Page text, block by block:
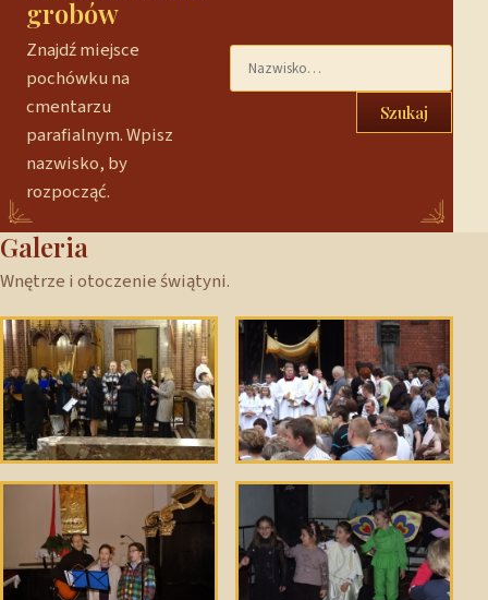
grobów
Znajdź miejsce
pochówku na
cmentarzu
parafialnym. Wpisz
nazwisko, by
rozpocząć.
Szukaj
Galeria
Wnętrze i otoczenie świątyni.